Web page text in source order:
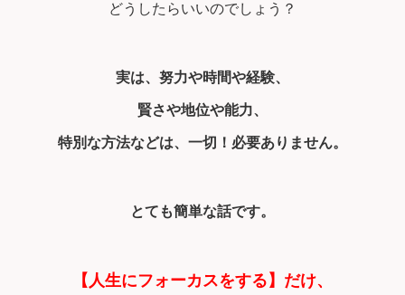
どうしたらいいのでしょう？
実は、努力や時間や経験、
賢さや地位や能力、
特別な方法などは、一切！必要ありません。
とても簡単な話です。
【人生にフォーカスをする】だけ、